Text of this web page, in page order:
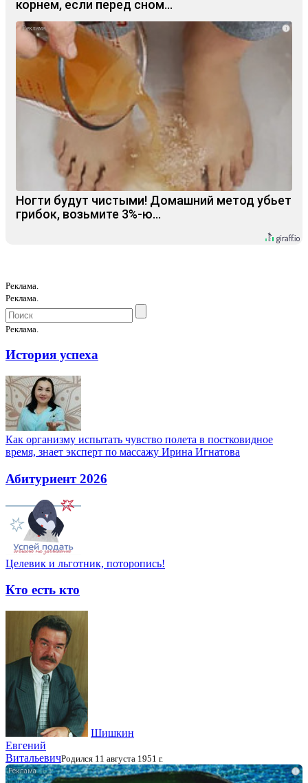
корнем, если перед сном…
i
Ногти будут чистыми! Домашний метод убьет
грибок, возьмите 3%-ю…
Реклама.
Реклама.
Реклама.
История успеха
Как организму испытать чувство полета в постковидное
время, знает эксперт по массажу Ирина Игнатова
Абитуриент 2026
Целевик и льготник, поторопись!
Кто есть кто
Шишкин
Евгений
ВитальевичРодился 11 августа 1951 г.
i